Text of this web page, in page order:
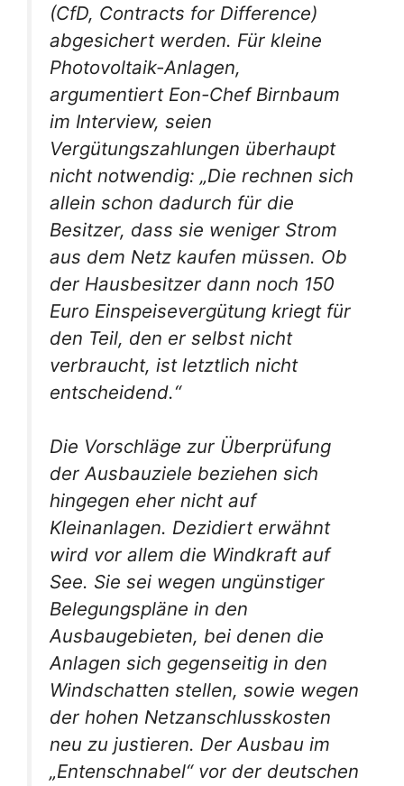
(CfD, Contracts for Difference)
abgesichert werden. Für kleine
Photovoltaik-Anlagen,
argumentiert Eon-Chef Birnbaum
im Interview, seien
Vergütungszahlungen überhaupt
nicht notwendig: „Die rechnen sich
allein schon dadurch für die
Besitzer, dass sie weniger Strom
aus dem Netz kaufen müssen. Ob
der Hausbesitzer dann noch 150
Euro Einspeisevergütung kriegt für
den Teil, den er selbst nicht
verbraucht, ist letztlich nicht
entscheidend.“
Die Vorschläge zur Überprüfung
der Ausbauziele beziehen sich
hingegen eher nicht auf
Kleinanlagen. Dezidiert erwähnt
wird vor allem die Windkraft auf
See. Sie sei wegen ungünstiger
Belegungspläne in den
Ausbaugebieten, bei denen die
Anlagen sich gegenseitig in den
Windschatten stellen, sowie wegen
der hohen Netzanschlusskosten
neu zu justieren. Der Ausbau im
„Entenschnabel“ vor der deutschen